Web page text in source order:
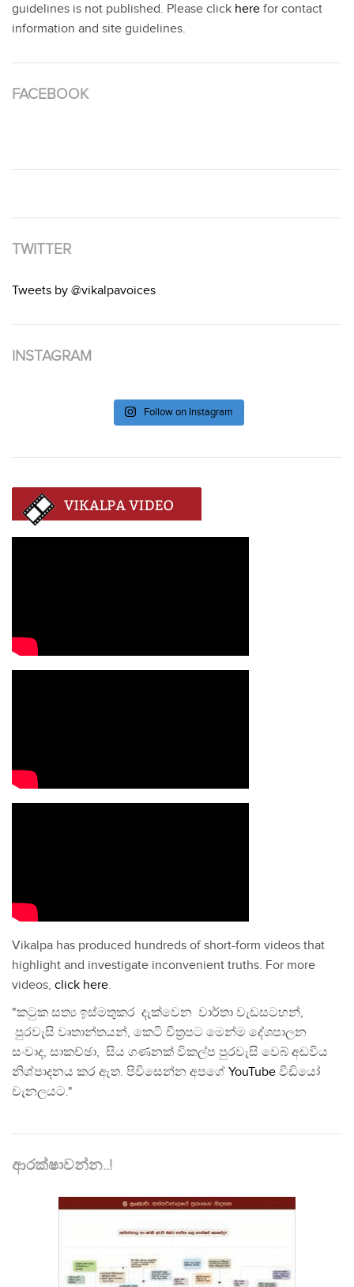
guidelines is not published. Please click here for contact
information and site guidelines.
FACEBOOK
TWITTER
Tweets by @vikalpavoices
INSTAGRAM
Follow on Instagram
Vikalpa has produced hundreds of short-form videos that
highlight and investigate inconvenient truths. For more
videos, click here.
"කටුක සත්‍ය ඉස්මතුකර දැක්වෙන වාර්තා වැඩසටහන්,
පුරවැසි වෘතාන්තයන්, කෙටි චිත්‍රපට මෙන්ම දේශපාලන
සංවාද, සාකච්ඡා, සිය ගණනක් විකල්ප පුරවැසි වෙබ් අඩවිය
නිශ්පාදනය කර ඇත. පිවිසෙන්න අපගේ YouTube වීඩියෝ
චැනලයට."
ආරක්ෂාවන්න..!